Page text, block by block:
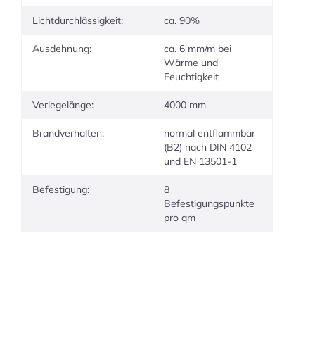
Lichtdurchlässigkeit: ca. 90%
Ausdehnung:
ca. 6 mm/m bei
Wärme und
Feuchtigkeit
Verlegelänge: 4000 mm
Brandverhalten:
normal entflammbar
(B2) nach DIN 4102
und EN 13501-1
Befestigung:
8
Befestigungspunkte
pro qm